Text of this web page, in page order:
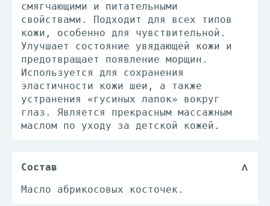
смягчающими и питательными
свойствами. Подходит для всех типов
кожи, особенно для чувствительной.
Улучшает состояние увядающей кожи и
предотвращает появление морщин.
Используется для сохранения
эластичности кожи шеи, а также
устранения «гусиных лапок» вокруг
глаз. Является прекрасным массажным
маслом по уходу за детской кожей.
Состав
Масло абрикосовых косточек.